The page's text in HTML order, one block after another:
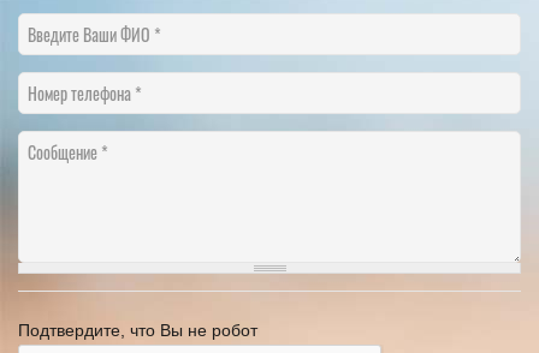
Введите Ваши ФИО
Номер телефона
Сообщение
Подтвердите, что Вы не робот